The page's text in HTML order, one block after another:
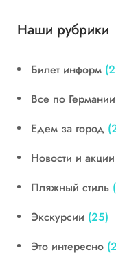
Наши рубрики
Билет информ
Все по Германии
Едем за город
Новости и акции
Пляжный стиль
Экскурсии (25)
Это интересно